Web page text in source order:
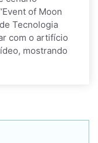
of Moon
Tecnologia
com o artifício
mostrando